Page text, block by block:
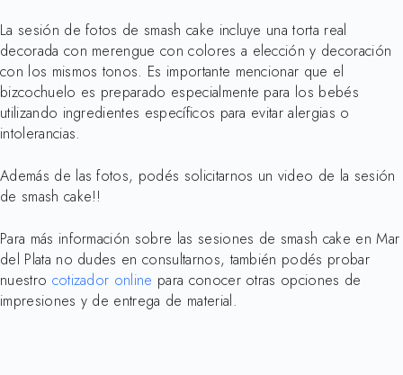
La sesión de fotos de smash cake incluye una torta real
decorada con merengue con colores a elección y decoración
con los mismos tonos. Es importante mencionar que el
bizcochuelo es preparado especialmente para los bebés
utilizando ingredientes específicos para evitar alergias o
intolerancias.
Además de las fotos, podés solicitarnos un video de la sesión
de smash cake!!
Para más información sobre las sesiones de smash cake en Mar
del Plata no dudes en consultarnos, también podés probar
nuestro cotizador online para conocer otras opciones de
impresiones y de entrega de material.